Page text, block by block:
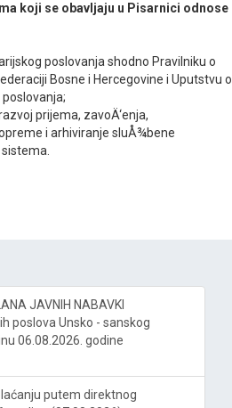
koji se obavljaju u Pisarnici odnose
poslovanja shodno Pravilniku o
Bosne i Hercegovine i Uputstvu o
poslovanja;
prijema, zavoÄ‘enja,
i arhiviranje sluÅ¾bene
JAVNIH NABAVKI
poslova Unsko - sanskog
06.08.2026. godine
putem direktnog